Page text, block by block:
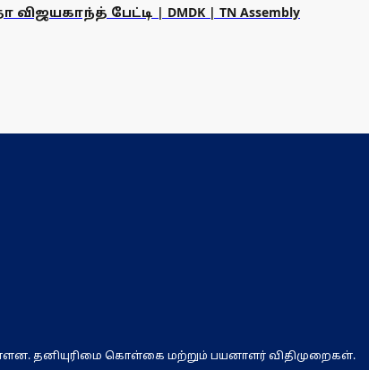
பேட்டி | DMDK | TN Assembly
தனியுரிமை கொள்கை மற்றும் பயனாளர் விதிமுறைகள்.